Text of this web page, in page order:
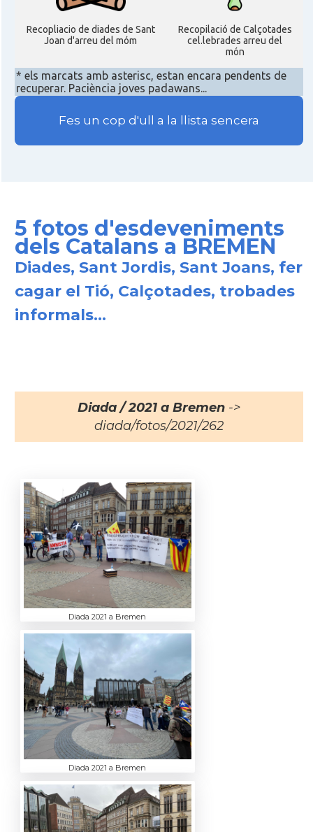
Recopliacio de diades de Sant
Joan d'arreu del móm
Recopilació de Calçotades
cel.lebrades arreu del
món
* els marcats amb asterisc, estan encara pendents de
recuperar. Paciència joves padawans...
Fes un cop d'ull a la llista sencera
5 fotos d'esdeveniments
dels Catalans a BREMEN
Diades, Sant Jordis, Sant Joans, fer
cagar el Tió, Calçotades, trobades
informals...
Diada / 2021 a Bremen->
diada/fotos/2021/262
Diada 2021 a Bremen
Diada 2021 a Bremen